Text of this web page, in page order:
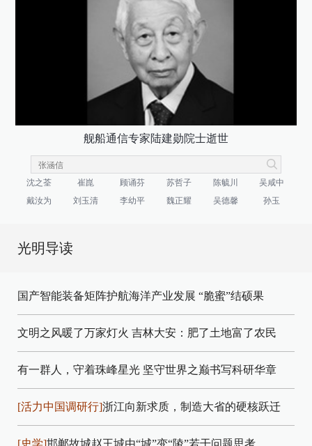
舰船通信专家陆建勋院士逝世
沈之荃 崔崑 顾诵芬 苏哲子 陈毓川
吴咸中
戴汝为
刘玉清 李幼平 魏正耀 吴德馨 孙玉
光明导读
国产智能装备矩阵护航海洋产业发展 “脆蜜”结硕果
文明之风暖了万家灯火 吉林大安：肥了土地富了农民
有一群人，守着珠峰星光 坚守世界之巅书写科研华章
[活力中国调研行]浙江向新求质，制造大省的硬核跃迁
[史学]邯郸故城赵王城由“城”变“陵”若干问题思考